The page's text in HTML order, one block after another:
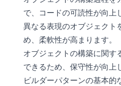
で、コードの可読性が向上
異なる表現のオブジェクト
め、柔軟性が高まります。
オブジェクトの構築に関す
できるため、保守性が向上
ビルダーパターンの基本的